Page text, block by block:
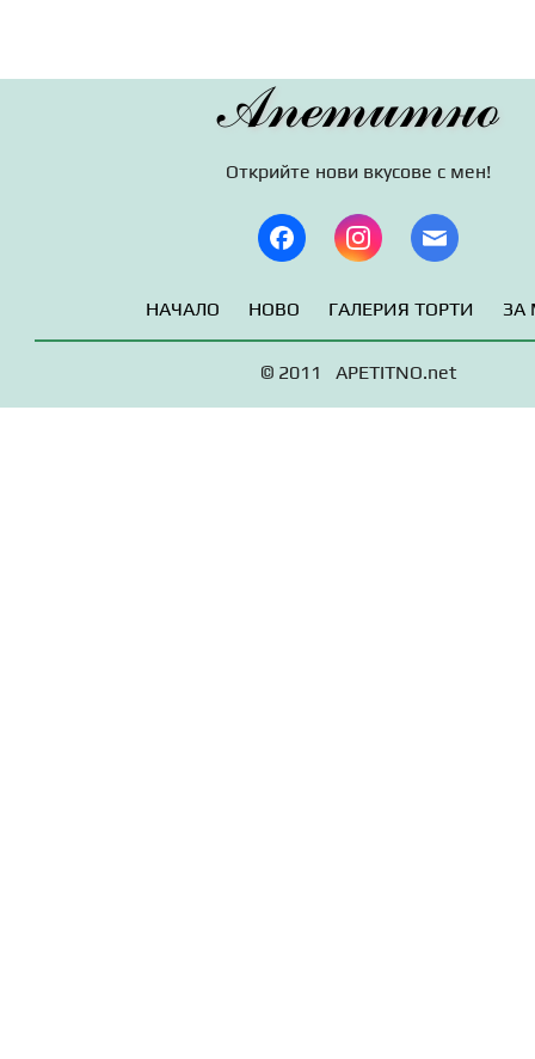
Апетитно
Открийте нови вкусове с мен!
НАЧАЛО НОВО ГАЛЕРИЯ ТОРТИ ЗА
© 2011 APETITNO.net